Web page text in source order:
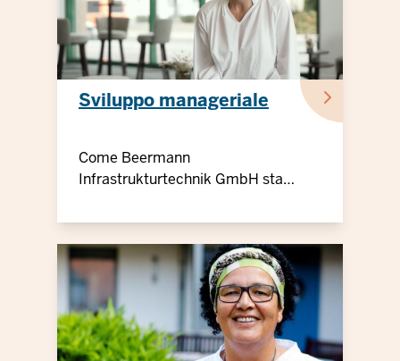
Sviluppo manageriale
Come Beermann
Infrastrukturtechnik GmbH sta